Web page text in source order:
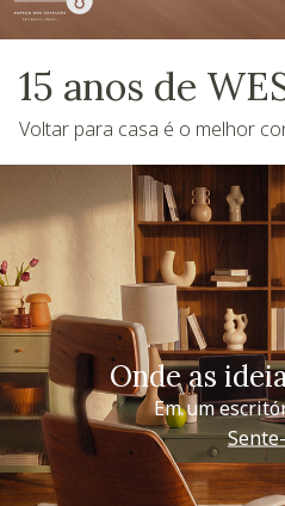
15 anos de
Voltar para casa é o melhor
Onde as
Em um